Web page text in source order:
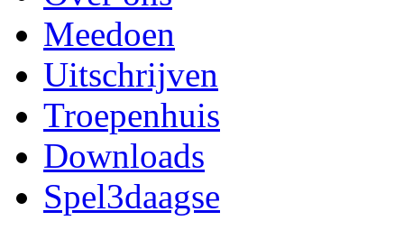
Meedoen
Uitschrijven
Troepenhuis
Downloads
Spel3daagse